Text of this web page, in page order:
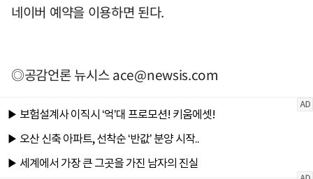
네이버 예약을 이용하면 된다.
◎공감언론 뉴시스ace@newsis.com